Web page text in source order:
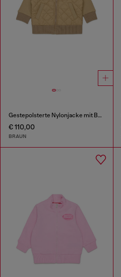
Gestepolsterte Nylonjacke mit Baumwollärmeln
€ 110,00
BRAUN